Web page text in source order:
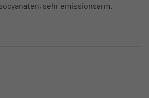
sehr emissionsarm.